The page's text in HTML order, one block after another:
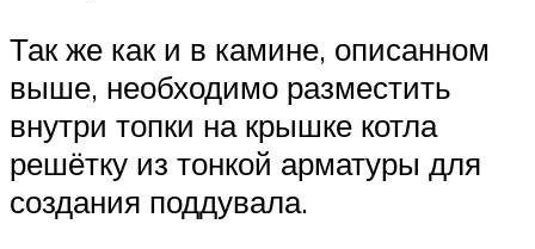
Так же как и в камине, описанном
выше, необходимо разместить
внутри топки на крышке котла
решётку из тонкой арматуры для
создания поддувала.